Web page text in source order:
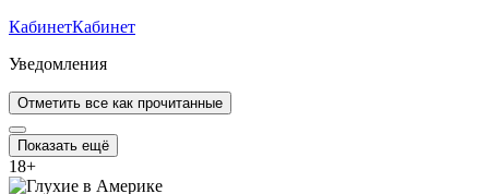
КабинетКабинет
Уведомления
Отметить все как прочитанные
Показать ещё
18+